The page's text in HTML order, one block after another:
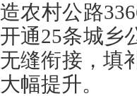
造农村公路
开通25条城乡
无缝衔接，填
大幅提升。